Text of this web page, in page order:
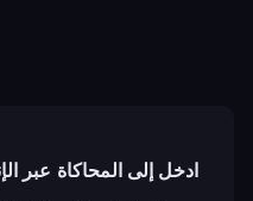
ادخل إلى المحاكاة عبر